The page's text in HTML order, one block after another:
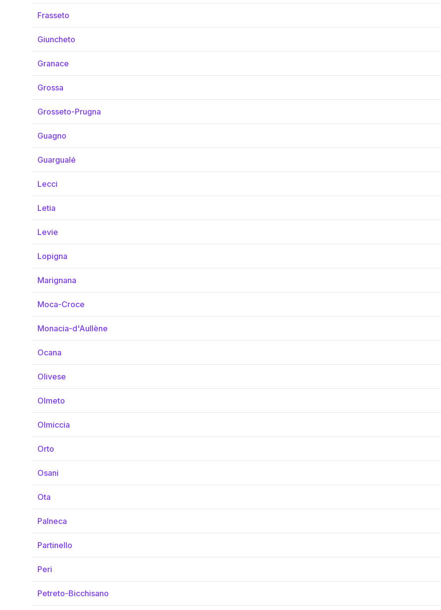
Frasseto
Giuncheto
Granace
Grossa
Grosseto-Prugna
Guagno
Guargualé
Lecci
Letia
Levie
Lopigna
Marignana
Moca-Croce
Monacia-d'Aullène
Ocana
Olivese
Olmeto
Olmiccia
Orto
Osani
Ota
Palneca
Partinello
Peri
Petreto-Bicchisano